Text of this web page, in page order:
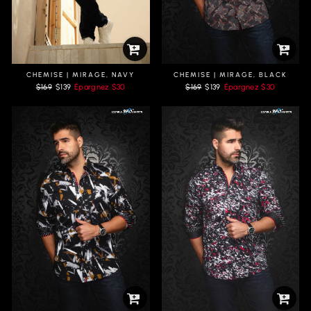
CHEMISE | MIRAGE, NAVY
Prix
$169 Prix
$139 Épargnez $30
CHEMISE | MIRAGE, BLACK
Prix
$169 Prix
$139 Épargnez$30